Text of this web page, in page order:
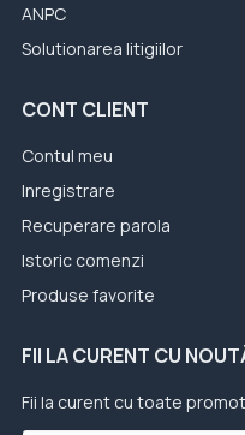
ANPC
Solutionarea litigiilor
CONT CLIENT
Contul meu
Inregistrare
Recuperare parola
Istoric comenzi
Produse favorite
FII LA CURENT CU
Fii la curent cu toate